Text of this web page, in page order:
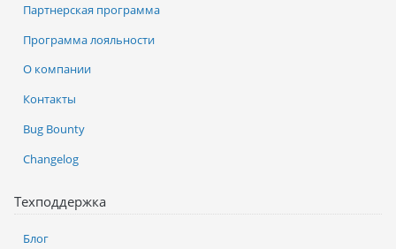
Партнерская программа
Программа лояльности
О компании
Контакты
Bug Bounty
Changelog
Техподдержка
Блог